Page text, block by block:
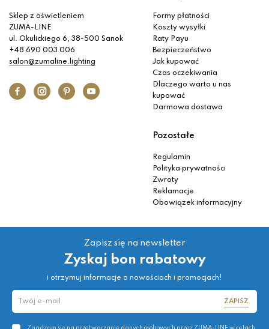
Sklep z oświetleniem
ZUMA-LINE
ul. Okulickiego 6, 38-500 Sanok
+48 690 003 006
salon@zumaline.lighting
Formy płatności
Koszty wysyłki
Raty Payu
Bezpieczeństwo
Jak kupować
Czas oczekiwania
Dlaczego warto u nas
kupować
Darmowa dostawa
Pozostałe
Regulamin
Polityka prywatności
Zwroty
Reklamacje
Obowiązek informacyjny
Zapisz się na newsletter
Zyskaj bon rabatowy
i otrzymuj informacje o nowościach i promocjach!
ZAPISZ